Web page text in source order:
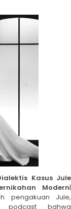
Kasus Jule
Modern|
pengakuan Jule,
podcast bahwa